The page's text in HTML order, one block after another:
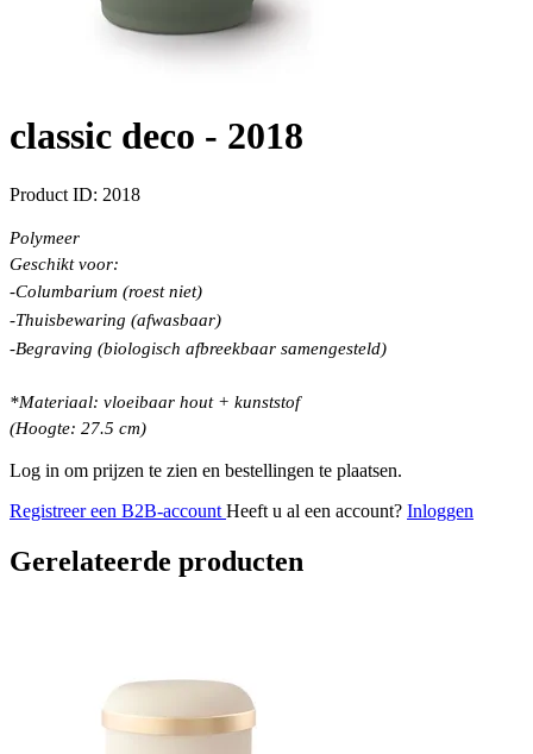
classic deco - 2018
Product ID: 2018
Polymeer
Geschikt voor:
-Columbarium (roest niet)
-Thuisbewaring (afwasbaar)
-Begraving (biologisch afbreekbaar samengesteld)
*Materiaal: vloeibaar hout + kunststof
(Hoogte: 27.5 cm)
Log in om prijzen te zien en bestellingen te plaatsen.
Registreer een B2B-account Heeft u al een account? Inloggen
Gerelateerde producten